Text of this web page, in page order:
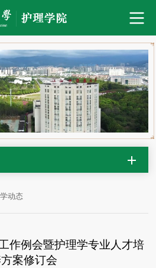
动态
作例会暨护理学专业人才培
案修订会